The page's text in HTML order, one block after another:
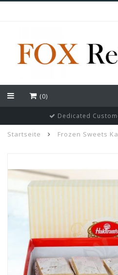
(0)
Dedicated
Startseite Frozen Sweets